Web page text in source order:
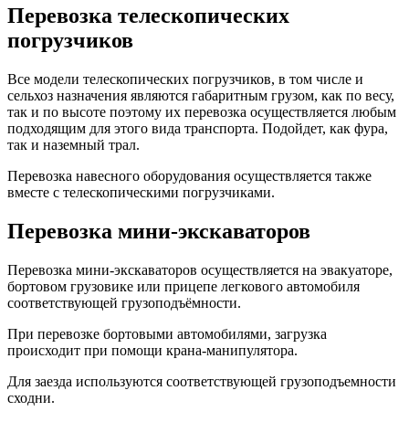
Перевозка телескопических
погрузчиков
Все модели телескопических погрузчиков, в том числе и
сельхоз назначения являются габаритным грузом, как по весу,
так и по высоте поэтому их перевозка осуществляется любым
подходящим для этого вида транспорта. Подойдет, как фура,
так и наземный трал.
Перевозка навесного оборудования осуществляется также
вместе с телескопическими погрузчиками.
Перевозка мини-экскаваторов
Перевозка мини-экскаваторов осуществляется на эвакуаторе,
бортовом грузовике или прицепе легкового автомобиля
соответствующей грузоподъёмности.
При перевозке бортовыми автомобилями, загрузка
происходит при помощи крана-манипулятора.
Для заезда используются соответствующей грузоподъемности
сходни.